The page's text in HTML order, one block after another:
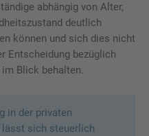
abhängig von Alter,
deutlich
können und sich dies nicht
Entscheidung bezüglich
Blick behalten.
in der privaten
lässt sich steuerlich